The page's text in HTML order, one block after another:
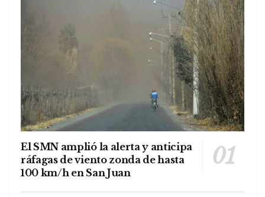
El SMN amplió la alerta y anticipa
ráfagas de viento zonda de hasta
100 km/h en San Juan